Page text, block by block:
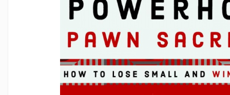
Tabla De Sah Din Lemn
Colectie De Partide
colectie de partide
Computere de sah